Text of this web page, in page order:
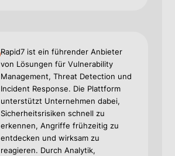
Rapid7 ist ein führender Anbieter
von Lösungen für Vulnerability
Management, Threat Detection und
Incident Response. Die Plattform
unterstützt Unternehmen dabei,
Sicherheitsrisiken schnell zu
erkennen, Angriffe frühzeitig zu
entdecken und wirksam zu
reagieren. Durch Analytik,